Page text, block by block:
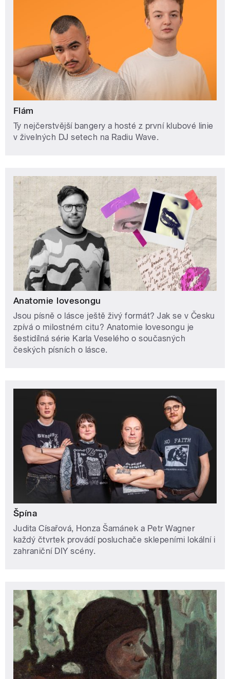
Flám
Ty nejčerstvější bangery a hosté z první klubové linie
v živelných DJ setech na Radiu Wave.
Anatomie lovesongu
Jsou písně o lásce ještě živý formát? Jak se v Česku
zpívá o milostném citu? Anatomie lovesongu je
šestidílná série Karla Veselého o současných
českých písních o lásce.
Špína
Judita Císařová, Honza Šamánek a Petr Wagner
každý čtvrtek provádí posluchače sklepeními lokální i
zahraniční DIY scény.